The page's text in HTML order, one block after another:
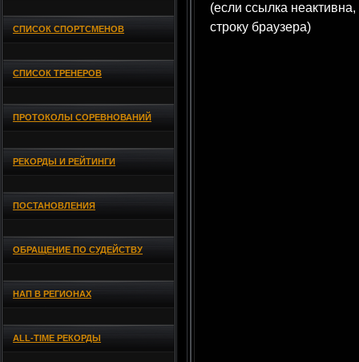
СПИСОК СПОРТСМЕНОВ
СПИСОК ТРЕНЕРОВ
ПРОТОКОЛЫ СОРЕВНОВАНИЙ
РЕКОРДЫ И РЕЙТИНГИ
ПОСТАНОВЛЕНИЯ
ОБРАЩЕНИЕ ПО СУДЕЙСТВУ
НАП В РЕГИОНАХ
ALL-TIME РЕКОРДЫ
(если ссылка
строку браузера)